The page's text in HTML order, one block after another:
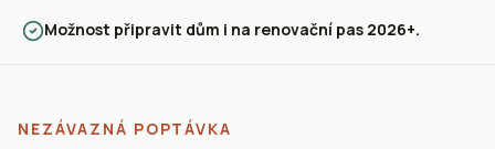
Možnost připravit dům i na renovační pas 2026+.
NEZÁVAZNÁ POPTÁVKA